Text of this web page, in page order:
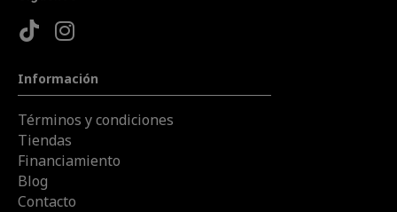
Información
Términos y condiciones
Tiendas
Financiamiento
Blog
Contacto